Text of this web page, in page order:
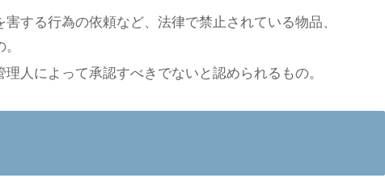
する行為の依頼など、法律で禁止されている物品、
人によって承認すべきでないと認められるもの。